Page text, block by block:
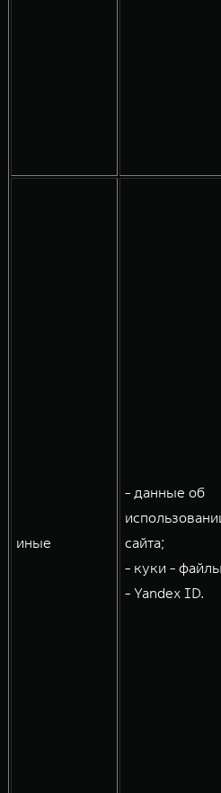
иные
- данные об
сайта;
- куки -
- Yandex ID.